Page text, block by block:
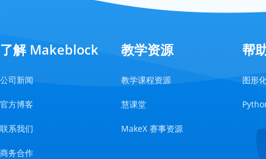
了解 Makeblock
公司新闻
官方博客
联系我们
商务合作
教学资源
教学课程资源
慧课堂
MakeX 赛事资源
帮
图形